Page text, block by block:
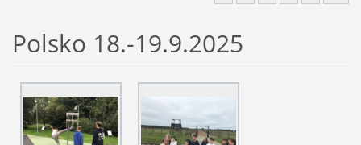
Polsko 18.-19.9.2025